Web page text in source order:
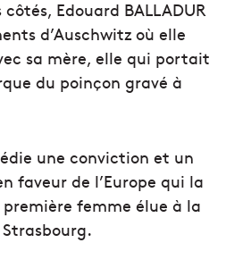
Edouard BALLADUR
d’Auschwitz où elle
sa mère, elle qui portait
du poinçon gravé à
une conviction et un
faveur de l’Europe qui la
femme élue à la